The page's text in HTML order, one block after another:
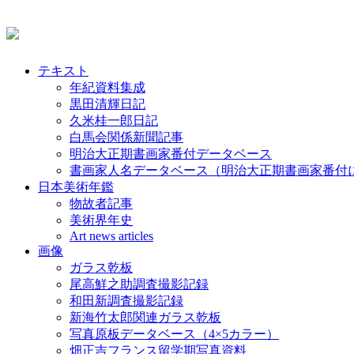
テキスト
年紀資料集成
黒田清輝日記
久米桂一郎日記
白馬会関係新聞記事
明治大正期書画家番付データベース
書画家人名データベース（明治大正期書画家番付
日本美術年鑑
物故者記事
美術界年史
Art news articles
画像
ガラス乾板
尾高鮮之助調査撮影記録
和田新調査撮影記録
新海竹太郎関連ガラス乾板
写真原板データベース（4×5カラー）
畑正吉フランス留学期写真資料